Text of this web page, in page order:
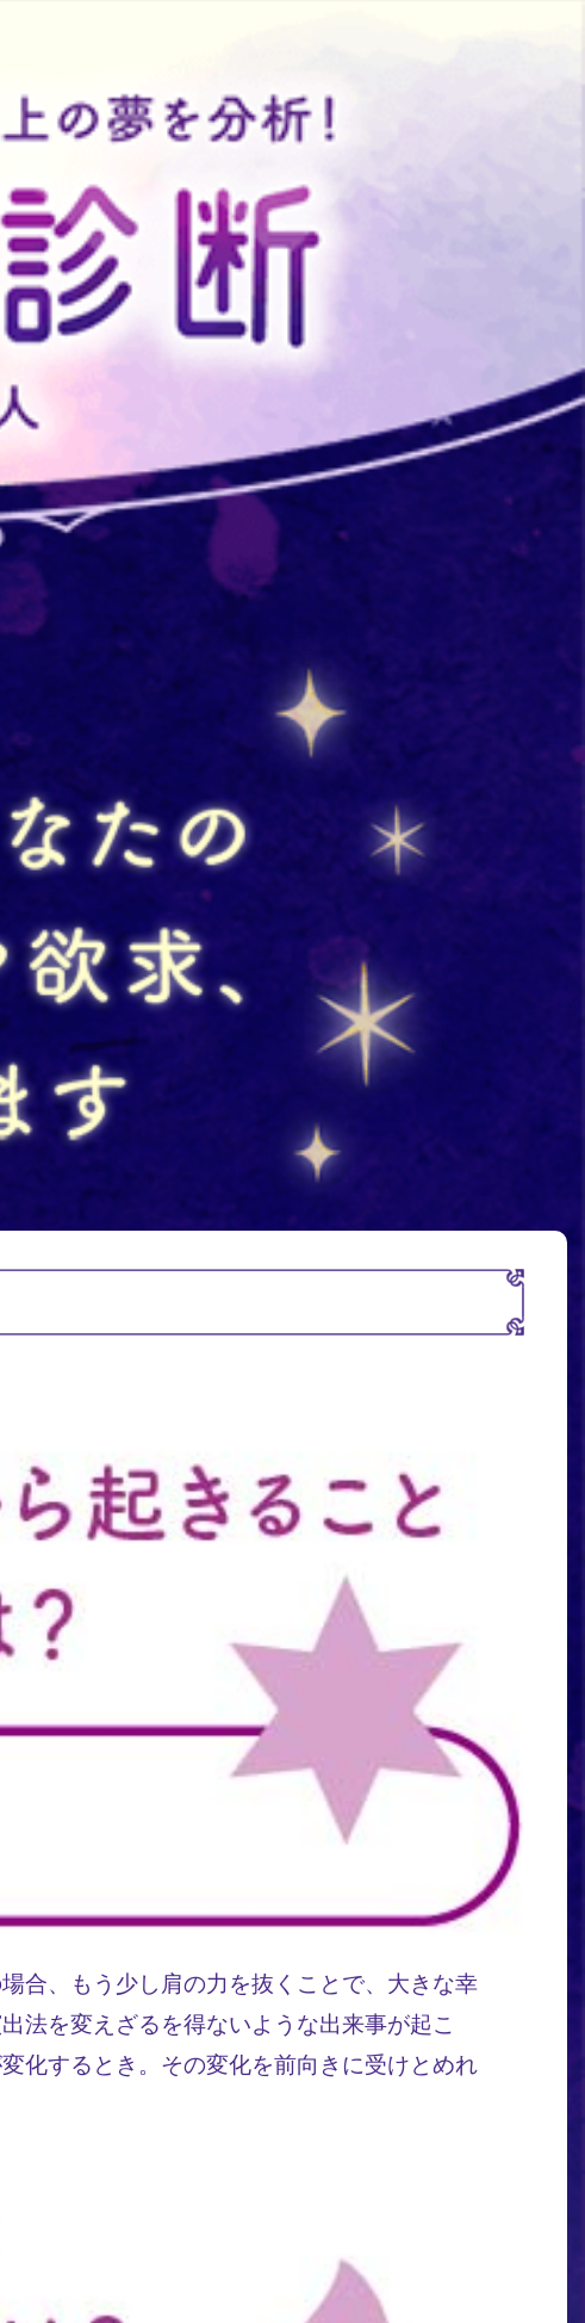
合、もう少し肩の力を抜くことで、大きな幸
法を変えざるを得ないような出来事が起こ
化するとき。その変化を前向きに受けとめれ